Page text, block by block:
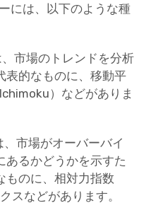
には、以下のような種
市場のトレンドを分析
表的なものに、移動平
）などがありま
市場がオーバーバイ
あるかどうかを示すた
ものに、相対力指数
スなどがあります。